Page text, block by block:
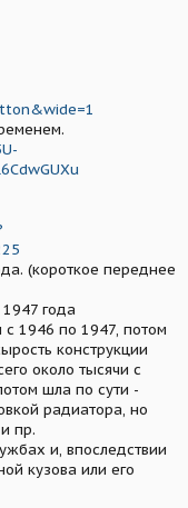
(короткое переднее
года
1946 по 1947, потом
конструкции
около тысячи с
шла по сути -
радиатора, но
пр.
и, впоследствии
кузова или его